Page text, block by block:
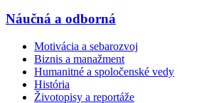
Náučná a odborná
Motivácia a sebarozvoj
Biznis a manažment
Humanitné a spoločenské vedy
História
Životopisy a reportáže